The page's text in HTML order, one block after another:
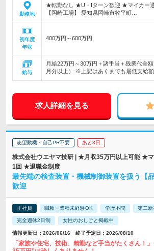
勤務地
★転勤なし ★U・Iターン歓迎 ★マイカー
【岡崎工場】 愛知県岡崎市牧平町…
初年度
年収
400万円～600万円
給与
月給22万円～30万円＋諸手当＋残業代全
月分以上） ※上記はあくまでも最低支給
求人詳細を見る
志望動機・自己PR不要 あと3日
株式会社ウエヤマ技研 | ★月収35万円以上可能 ★
1回 ★退職金制度
最先端の検査装置・機械制御装置を扱う【
歓迎
正社員 職種・業種未経験OK 学歴不問 第二新
完全週休2日制 女性のおしごと掲載中
情報更新日：2026/06/16 終了予定日：2026/08/10
「家族や住宅、技術、精勤など手当がたくさん！